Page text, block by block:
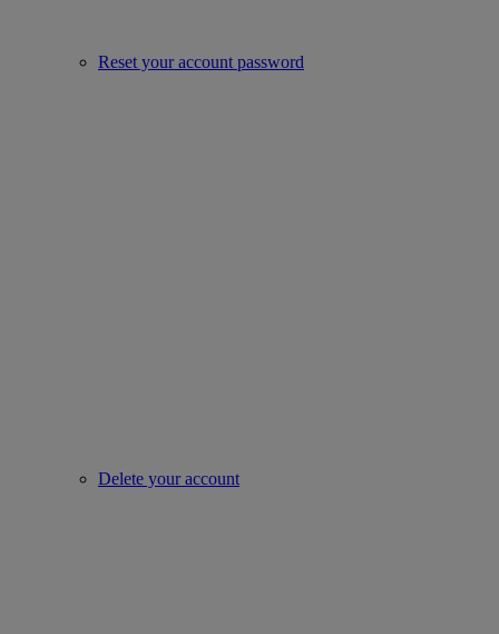
Reset your account password
Delete your account